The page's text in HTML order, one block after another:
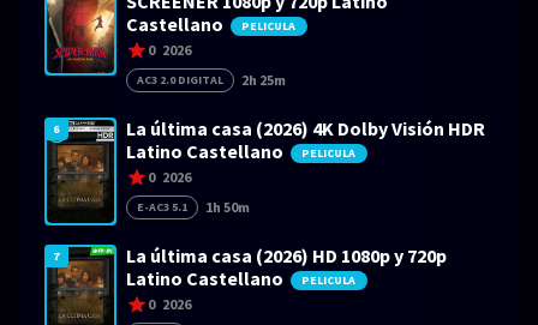
Castellano
PELICULA
0 2026
AC3 2.0 DIGITAL 2h 25m
6
La última casa (2026) 4K Dolby Visión HDR
Latino Castellano
PELICULA
0 2026
E-AC3 5.1 1h 50m
7
La última casa (2026) HD 1080p y 720p
Latino Castellano
PELICULA
0 2026